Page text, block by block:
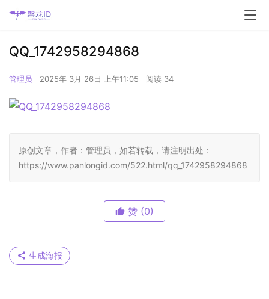
QQ_1742958294868
管理员 2025年 3月 26日 上午11:05 阅读 34
原创文章，作者：管理员，如若转载，请注明出处：
https://www.panlongid.com/522.html/qq_1742958294868
赞 (0)
生成海报